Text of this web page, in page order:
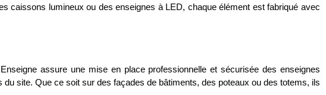
caissons lumineux ou des enseignes à LED, chaque élément est fabriqué avec
assure une mise en place professionnelle et sécurisée des enseignes
site. Que ce soit sur des façades de bâtiments, des poteaux ou des totems, ils